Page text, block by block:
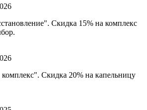
Скидка 15% на комплекс
Скидка 20% на капельницу